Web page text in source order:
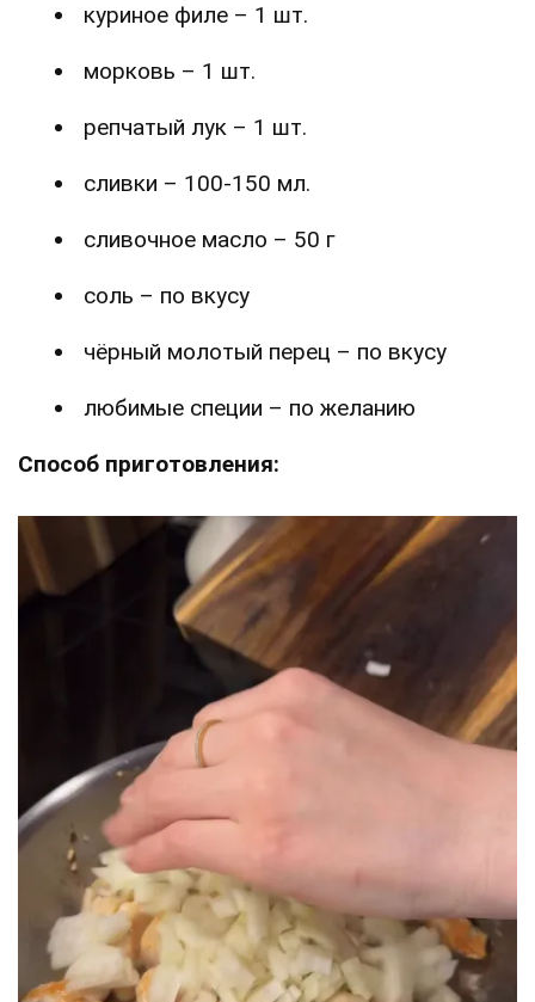
куриное филе – 1 шт.
морковь – 1 шт.
репчатый лук – 1 шт.
сливки – 100-150 мл.
сливочное масло – 50 г
соль – по вкусу
чёрный молотый перец – по вкусу
любимые специи – по желанию
Способ приготовления: